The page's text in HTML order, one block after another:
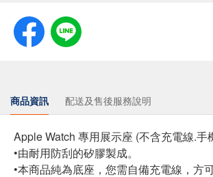
商品資訊 配送及售後服務說明
Apple Watch 專用展示座 (不含充電線.手
•由耐用防刮的矽膠製成。
•本商品純為底座，您需自備充電線，方